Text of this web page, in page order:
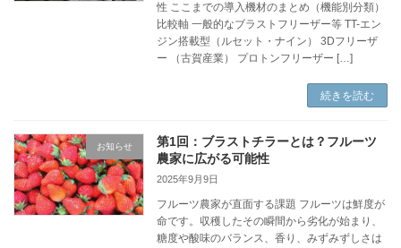
性 ここまでの導入機材のまとめ（機能別分類）
比較軸 一般的なブラストフリーザー等 TT-エン
ジン搭載型（ルセット・ナイン） 3Dフリーザ
ー （古賀産業） プロトンフリーザー […]
続きを読む
お知らせ
第1回：ブラストチラーとは？フルーツ
農家に広がる可能性
2025年9月9日
フルーツ農家が直面する課題 フルーツは鮮度が
命です。収穫したその瞬間から劣化が始まり、
糖度や酸味のバランス、香り、みずみずしさは